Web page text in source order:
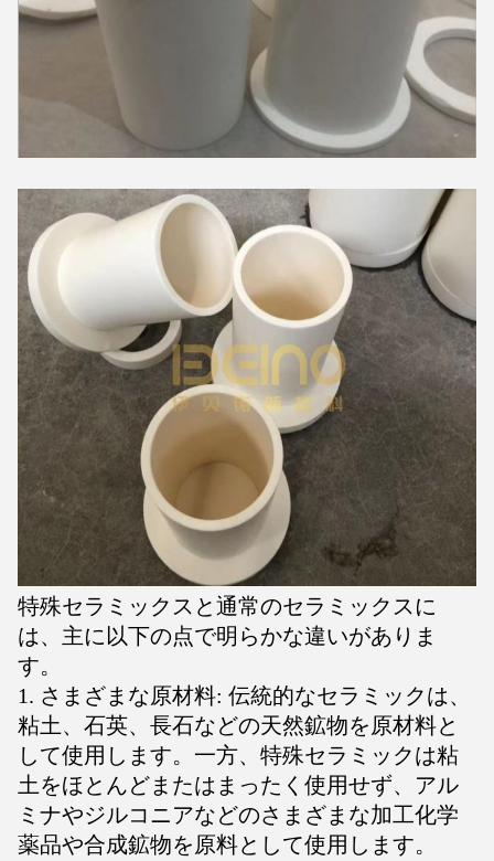
特殊セラミックスと通常のセラミックスに
は、主に以下の点で明らかな違いがありま
す。
1. さまざまな原材料: 伝統的なセラミックは、
粘土、石英、長石などの天然鉱物を原材料と
して使用します。一方、特殊セラミックは粘
土をほとんどまたはまったく使用せず、アル
ミナやジルコニアなどのさまざまな加工化学
薬品や合成鉱物を原料として使用します。